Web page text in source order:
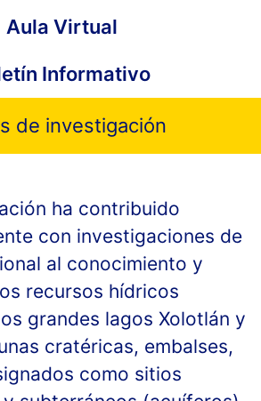
Aula Virtual
Informativo
de investigación
ha contribuido
con investigaciones de
al conocimiento y
recursos hídricos
grandes lagos Xolotlán y
cratéricas, embalses,
como sitios